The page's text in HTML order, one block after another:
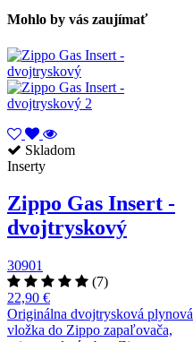
Mohlo by vás zaujímať
Skladom
Inserty
Zippo Gas Insert -
dvojtryskový
30901
(7)
22,90 €
Originálna dvojtrysková plynová
vložka do Zippo zapaľovača,